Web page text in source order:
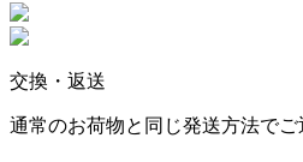
交換・返送
通常のお荷物と同じ発送方法でご